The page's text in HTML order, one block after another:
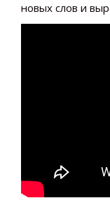
новых слов и